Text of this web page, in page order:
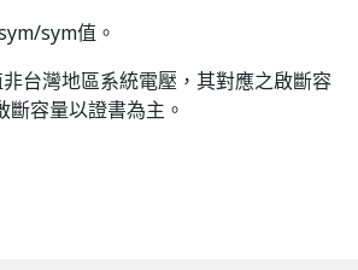
sym值。
台灣地區系統電壓，其對應之啟斷容
斷容量以證書為主。